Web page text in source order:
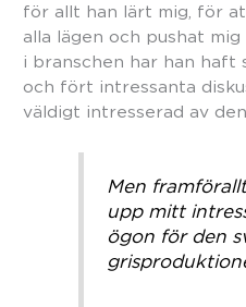
för allt han lärt mig, för
alla lägen och pushat
i branschen har han haft
och fört intressanta
väldigt intresserad av
Men
upp mitt
ögon för den